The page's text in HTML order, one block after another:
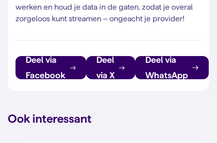
werken en houd je data in de gaten, zodat je overal
zorgeloos kunt streamen – ongeacht je provider!
Deel via
Facebook
Deel
via X
Deel via
WhatsApp
Ook interessant